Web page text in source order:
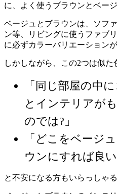
に、よく使うブラウンとベージ
ベージュとブラウンは、ソフ
ン等、リビングに使うファブ
に必ずカラーバリエーション
しかしながら、この2つは似た
「同じ部屋の中
とインテリアが
のでは?」
「どこをベージ
ウンにすれば良
と不安になる方もいらっしゃ